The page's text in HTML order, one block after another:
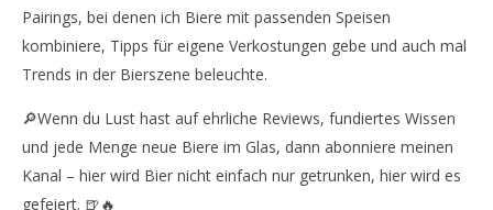
Pairings, bei denen ich Biere mit passenden Speisen
kombiniere, Tipps für eigene Verkostungen gebe und auch mal
Trends in der Bierszene beleuchte.
🔎Wenn du Lust hast auf ehrliche Reviews, fundiertes Wissen
und jede Menge neue Biere im Glas, dann abonniere meinen
Kanal – hier wird Bier nicht einfach nur getrunken, hier wird es
gefeiert. 🍺🔥